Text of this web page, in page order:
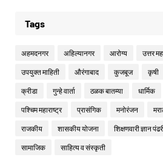
Tags
अहमदनगर अहिल्यानगर आरोग्य उत्तर
उपयुक्त माहिती औरंगाबाद कुजबूज कृषी
क्रीडा गुन्हे वार्ता ठळक बातम्या धार्मिक
पश्चिम महाराष्ट्र प्रासंगिक मनोरंजन
राजकीय शासकीय योजना शिक्षणवारी ज्ञान
सामाजिक साहित्य व संस्कृती